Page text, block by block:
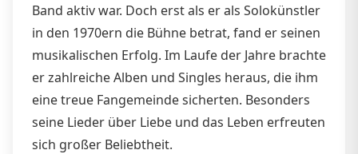
Band aktiv war. Doch erst als er als Solokünstler
in den 1970ern die Bühne betrat, fand er seinen
musikalischen Erfolg. Im Laufe der Jahre brachte
er zahlreiche Alben und Singles heraus, die ihm
eine treue Fangemeinde sicherten. Besonders
seine Lieder über Liebe und das Leben erfreuten
sich großer Beliebtheit.